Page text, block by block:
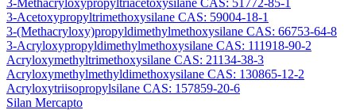
3-Methacryloxypropyltriacetoxysilane CAS: 51772-85-1
3-Acetoxypropyltrimethoxysilane CAS: 59004-18-1
3-(Methacryloxy)propyldimethylmethoxysilane CAS: 66753-64-8
3-Acryloxypropyldimethylmethoxysilane CAS: 111918-90-2
Acryloxymethyltrimethoxysilane CAS: 21134-38-3
Acryloxymethylmethyldimethoxysilane CAS: 130865-12-2
Acryloxytriisopropylsilane CAS: 157859-20-6
Silan Mercapto